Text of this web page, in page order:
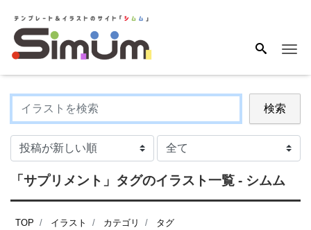
検索
「サプリメント」タグのイラスト一覧 - シムム
TOP イラスト カテゴリ タグ